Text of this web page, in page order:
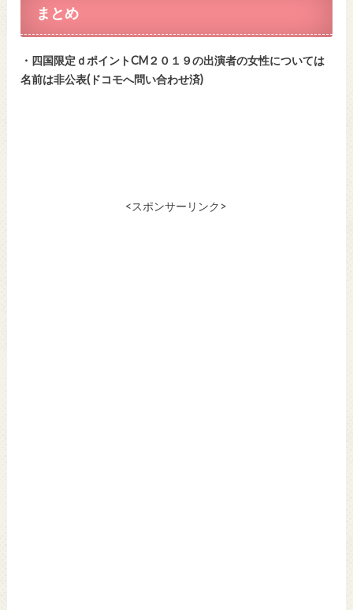
まとめ
・四国限定ｄポイントCM２０１９の出演者の女性については
名前は非公表(ドコモへ問い合わせ済)
<スポンサーリンク>